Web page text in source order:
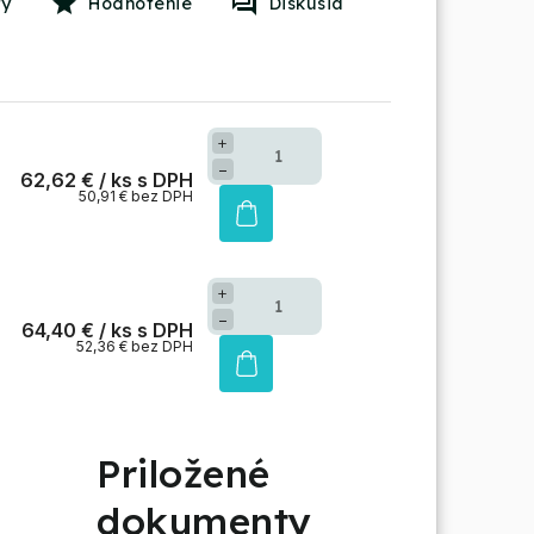
62,62 € / ks
50,91 € bez DPH
+
−
64,40 € / ks
52,36 € bez DPH
+
−